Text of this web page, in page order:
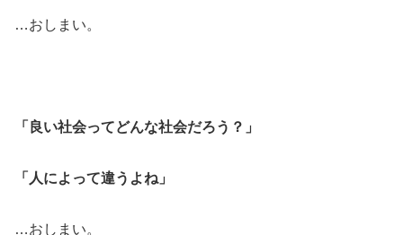
…おしまい。
「良い社会ってどんな社会だろう？」
「人によって違うよね」
…おしまい。